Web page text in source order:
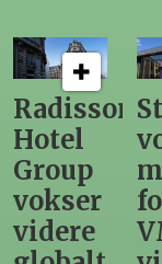
Stiklestad
vokser
med
fotball-
VMs